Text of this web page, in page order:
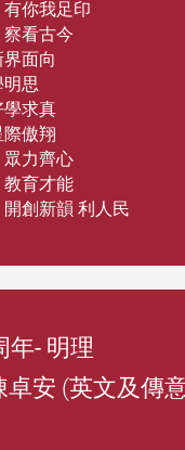
你我足印
看古今
面向
明思
求真
傲翔
力齊心
育才能
創新韻 利人民
年- 明理
卓安 (英文及傳